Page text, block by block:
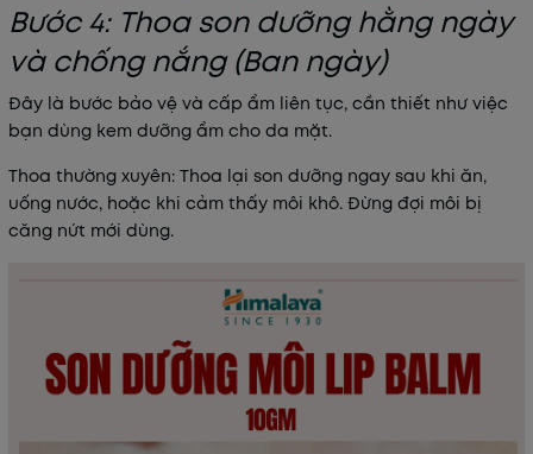
Bước 4: Thoa son dưỡng hằng ngày
và chống nắng (Ban ngày)
Đây là bước bảo vệ và cấp ẩm liên tục, cần thiết như việc
bạn dùng kem dưỡng ẩm cho da mặt.
Thoa thường xuyên: Thoa lại son dưỡng ngay sau khi ăn,
uống nước, hoặc khi cảm thấy môi khô. Đừng đợi môi bị
căng nứt mới dùng.